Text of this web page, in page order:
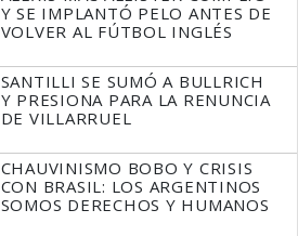
Y SE IMPLANTÓ PELO ANTES DE
VOLVER AL FÚTBOL INGLÉS
SANTILLI SE SUMÓ A BULLRICH
Y PRESIONA PARA LA RENUNCIA
DE VILLARRUEL
CHAUVINISMO BOBO Y CRISIS
CON BRASIL: LOS ARGENTINOS
SOMOS DERECHOS Y HUMANOS